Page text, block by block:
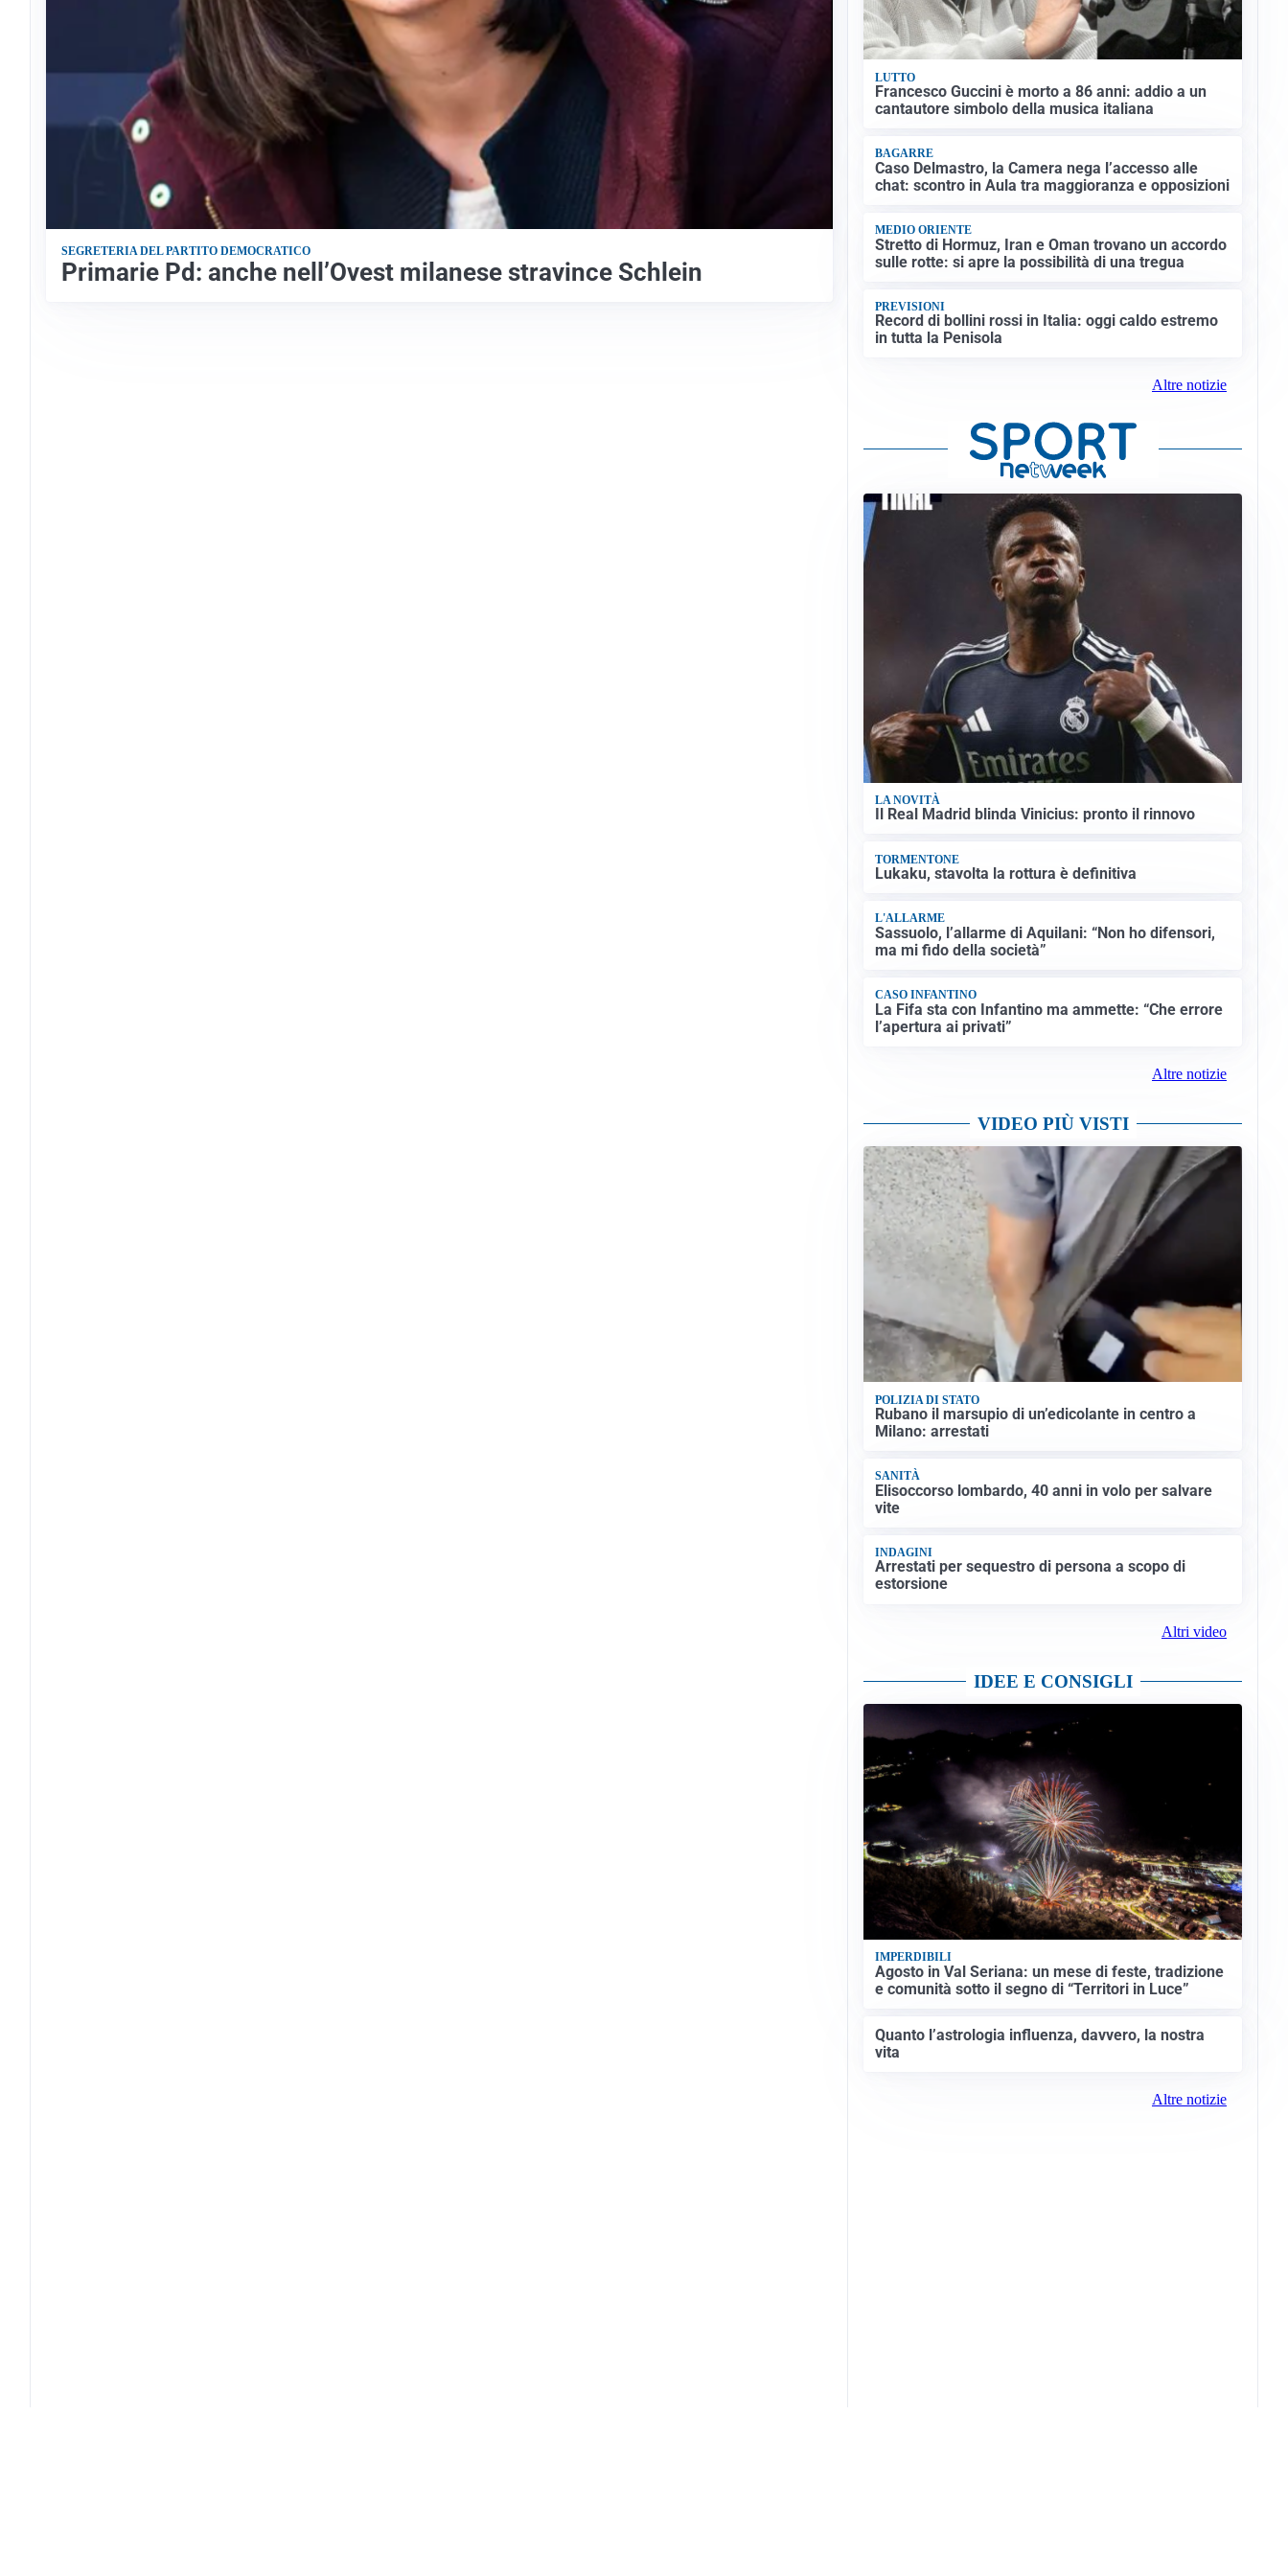
SEGRETERIA DEL PARTITO DEMOCRATICO
Primarie Pd: anche nell’Ovest milanese stravince Schlein
LUTTO
Francesco Guccini è morto a 86 anni: addio a un
cantautore simbolo della musica italiana
BAGARRE
Caso Delmastro, la Camera nega l’accesso alle
chat: scontro in Aula tra maggioranza e opposizioni
MEDIO ORIENTE
Stretto di Hormuz, Iran e Oman trovano un accordo
sulle rotte: si apre la possibilità di una tregua
PREVISIONI
Record di bollini rossi in Italia: oggi caldo estremo
in tutta la Penisola
Altre notizie
LA NOVITÀ
Il Real Madrid blinda Vinicius: pronto il rinnovo
TORMENTONE
Lukaku, stavolta la rottura è definitiva
L'ALLARME
Sassuolo, l’allarme di Aquilani: “Non ho difensori,
ma mi fido della società”
CASO INFANTINO
La Fifa sta con Infantino ma ammette: “Che errore
l’apertura ai privati”
Altre notizie
VIDEO PIÙ VISTI
POLIZIA DI STATO
Rubano il marsupio di un’edicolante in centro a
Milano: arrestati
SANITÀ
Elisoccorso lombardo, 40 anni in volo per salvare
vite
INDAGINI
Arrestati per sequestro di persona a scopo di
estorsione
Altri video
IDEE E CONSIGLI
IMPERDIBILI
Agosto in Val Seriana: un mese di feste, tradizione
e comunità sotto il segno di “Territori in Luce”
Quanto l’astrologia influenza, davvero, la nostra
vita
Altre notizie